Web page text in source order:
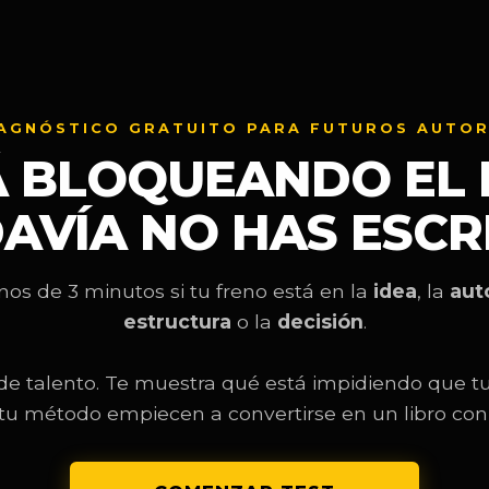
GRATUITO PARA FUTUROS
BLOQUEANDO EL
NO HAS
de 3 minutos si tu freno está en la idea, la
estructura o la decisión.
talento. Te muestra qué está impidiendo que
método empiecen a convertirse en un libro